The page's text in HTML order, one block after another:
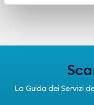
La Guida dei Servizi